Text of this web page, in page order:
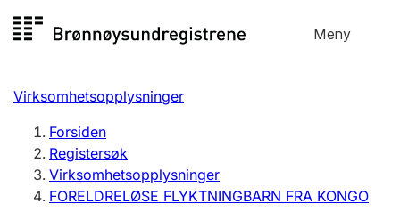
til
Meny
Registersøk
Aksjeselskap
Enkeltpersonforetak
Registrere, endre, slette
Virksomhetsopplysninger
Forsiden
Registersøk
Virksomhetsopplysninger
FORELDRELØSE FLYKTNINGBARN FRA KONGO